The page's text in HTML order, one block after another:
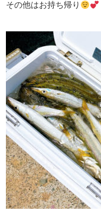
その他はお持ち帰り